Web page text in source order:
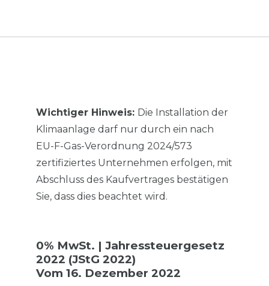
Wichtiger Hinweis: Die Installation der
Klimaanlage darf nur durch ein nach
EU-F-Gas-Verordnung 2024/573
zertifiziertes Unternehmen erfolgen, mit
Abschluss des Kaufvertrages bestätigen
Sie, dass dies beachtet wird.
0% MwSt. | Jahressteuergesetz
2022 (JStG 2022)
Vom 16. Dezember 2022